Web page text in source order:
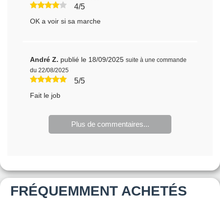
4/5
OK a voir si sa marche
André Z. publié le 18/09/2025 suite à une commande
du 22/08/2025
5/5
Fait le job
Plus de commentaires...
FRÉQUEMMENT ACHETÉS